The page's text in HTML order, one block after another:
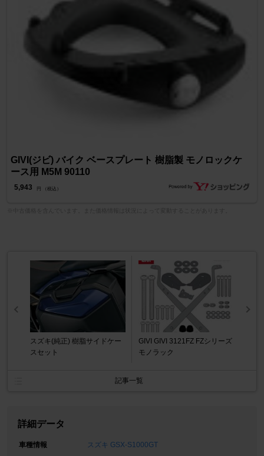
GIVI(ジビ) バイク ベースプレート 樹脂製 モノロックケ
ース用 M5M 90110
5,943 円 （税込）
スズキ(純正) 樹脂サイドケー
スセット
GIVI GIVI 3121FZ FZシリーズ
モノラック
記事一覧
詳細データ
車種情報
スズキ GSX-S1000GT